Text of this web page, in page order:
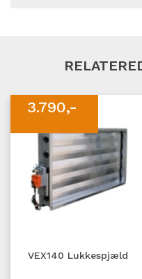
3.790,-
VEX140 Lukkespjæld